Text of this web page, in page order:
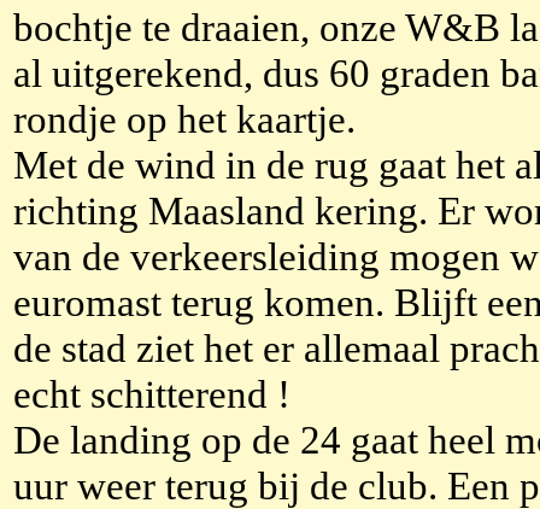
bochtje te draaien, onze W&B
al uitgerekend, dus 60 graden
rondje op het kaartje.
Met de wind in de rug gaat het
richting Maasland kering. Er
van de verkeersleiding mogen
euromast terug komen. Blijft
de stad ziet het er allemaal
echt schitterend !
De landing op de 24 gaat heel
uur weer terug bij de club. Een